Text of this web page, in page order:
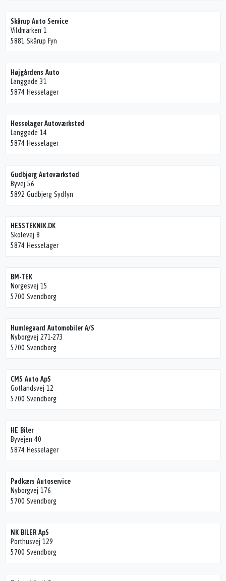
Skårup Auto Service
Vildmarken 1
5881 Skårup Fyn
Højgårdens Auto
Langgade 31
5874 Hesselager
Hesselager Autoværksted
Langgade 14
5874 Hesselager
Gudbjerg Autoværksted
Byvej 56
5892 Gudbjerg Sydfyn
HESSTEKNIK.DK
Skolevej 8
5874 Hesselager
BM-TEK
Norgesvej 15
5700 Svendborg
Humlegaard Automobiler A/S
Nyborgvej 271-273
5700 Svendborg
CMS Auto ApS
Gotlandsvej 12
5700 Svendborg
HE Biler
Byvejen 40
5874 Hesselager
Padkærs Autoservice
Nyborgvej 176
5700 Svendborg
NK BILER ApS
Porthusvej 129
5700 Svendborg